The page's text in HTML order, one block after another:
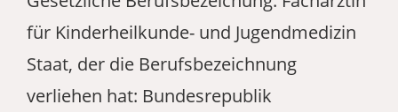
für Kinderheilkunde- und Jugendmedizin
Staat, der die Berufsbezeichnung
verliehen hat: Bundesrepublik